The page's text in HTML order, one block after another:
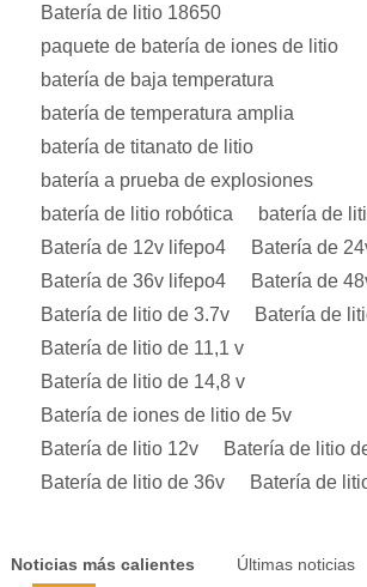
Batería de litio 18650
paquete de batería de iones de litio
batería de baja temperatura
batería de temperatura amplia
batería de titanato de litio
batería a prueba de explosiones
batería de litio robótica
batería de
Batería de 12v lifepo4
Batería de
Batería de 36v lifepo4
Batería de
Batería de litio de 3.7v
Batería de
Batería de litio de 11,1 v
Batería de litio de 14,8 v
Batería de iones de litio de 5v
Batería de litio 12v
Batería de litio
Batería de litio de 36v
Batería de
Noticias más calientes
Últimas noticias